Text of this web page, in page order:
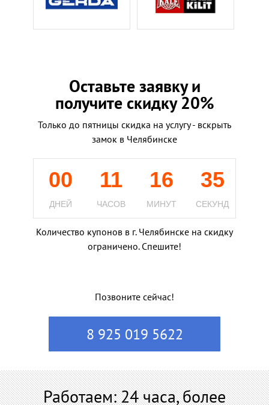
Оставьте заявку и
получите скидку 20%
Только до пятницы скидка на услугу - вскрыть
замок в Челябинске
00 11 16 34
ДНЕЙ ЧАСОВ МИНУТ СЕКУНД
Количество купонов в г. Челябинске на скидку
ограничено. Спешите!
Позвоните сейчас!
8 925 019 5622
Работаем: 24 часа, более